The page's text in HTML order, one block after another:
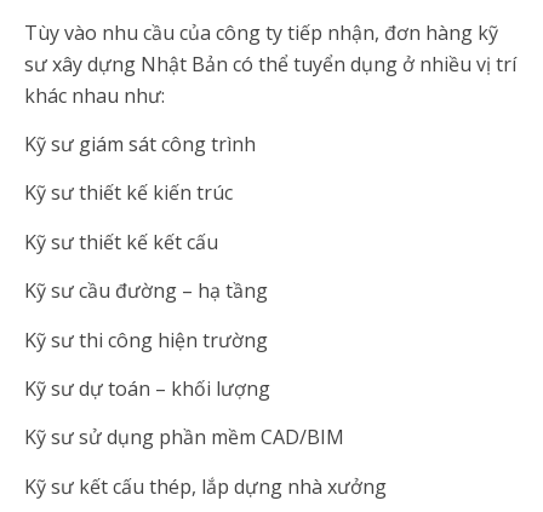
Tùy vào nhu cầu của công ty tiếp nhận, đơn hàng kỹ
sư xây dựng Nhật Bản có thể tuyển dụng ở nhiều vị trí
khác nhau như:
Kỹ sư giám sát công trình
Kỹ sư thiết kế kiến trúc
Kỹ sư thiết kế kết cấu
Kỹ sư cầu đường – hạ tầng
Kỹ sư thi công hiện trường
Kỹ sư dự toán – khối lượng
Kỹ sư sử dụng phần mềm CAD/BIM
Kỹ sư kết cấu thép, lắp dựng nhà xưởng